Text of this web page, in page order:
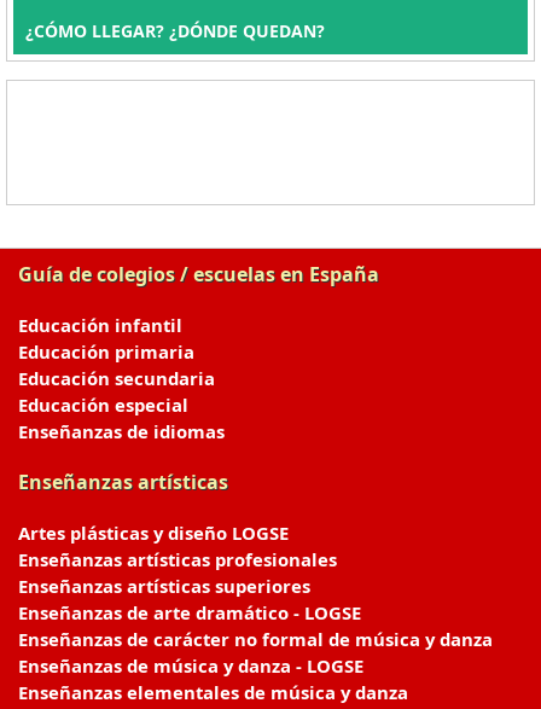
¿CÓMO LLEGAR? ¿DÓNDE QUEDAN?
Guía de colegios / escuelas en España
Educación infantil
Educación primaria
Educación secundaria
Educación especial
Enseñanzas de idiomas
Enseñanzas artísticas
Artes plásticas y diseño LOGSE
Enseñanzas artísticas profesionales
Enseñanzas artísticas superiores
Enseñanzas de arte dramático - LOGSE
Enseñanzas de carácter no formal de música y danza
Enseñanzas de música y danza - LOGSE
Enseñanzas elementales de música y danza